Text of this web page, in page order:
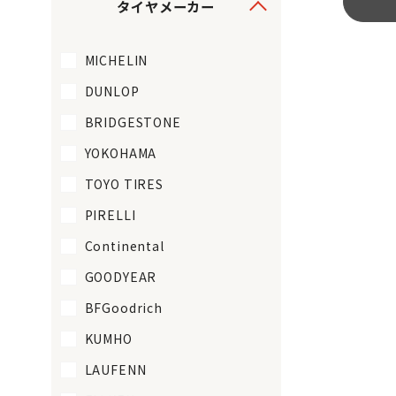
タイヤメーカー
MICHELIN
DUNLOP
BRIDGESTONE
YOKOHAMA
TOYO TIRES
PIRELLI
Continental
GOODYEAR
BFGoodrich
KUMHO
LAUFENN